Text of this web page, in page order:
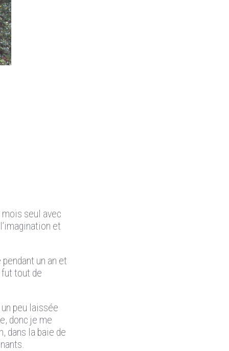
seul avec
et
un an et
tout de
peu laissée
donc je me
dans la baie de